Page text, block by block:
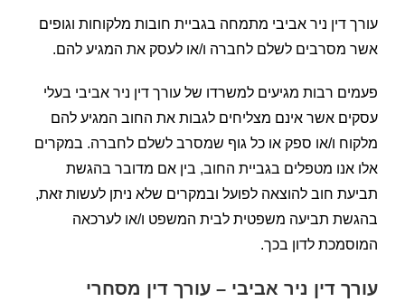
עורך דין ניר אביבי מתמחה בגביית חובות מלקוחות וגופים
אשר מסרבים לשלם לחברה ו/או לעסק את המגיע להם.
פעמים רבות מגיעים למשרדו של עורך דין ניר אביבי בעלי
עסקים אשר אינם מצליחים לגבות את החוב המגיע להם
מלקוח ו/או ספק או כל גוף שמסרב לשלם לחברה. במקרים
אלו אנו מטפלים בגביית החוב, בין אם מדובר בהגשת
תביעת חוב להוצאה לפועל ובמקרים שלא ניתן לעשות זאת,
בהגשת תביעה משפטית לבית המשפט ו/או לערכאה
המוסמכת לדון בכך.
עורך דין ניר אביבי – עורך דין מסחרי